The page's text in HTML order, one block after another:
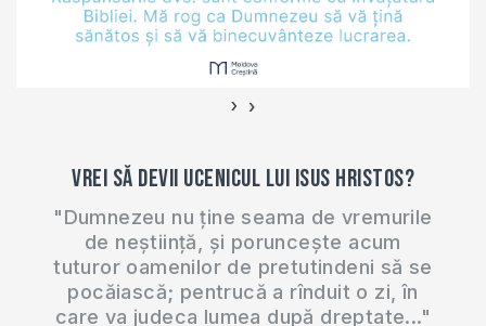
‹ ›
Vrei să devii ucenicul lui Isus Hristos?
"Dumnezeu nu ține seama de vremurile
de neștiință, și poruncește acum
tuturor oamenilor de pretutindeni să se
pocăiască; pentrucă a rînduit o zi, în
care va judeca lumea după dreptate..."